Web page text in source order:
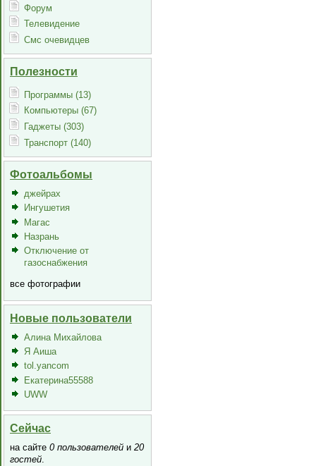
Форум
Телевидение
Смс очевидцев
Полезности
Программы (13)
Компьютеры (67)
Гаджеты (303)
Транспорт (140)
Фотоальбомы
джейрах
Ингушетия
Магас
Назрань
Отключение от
газоснабжения
все фотографии
Новые пользователи
Алина Михайлова
Я Аиша
tol.yancom
Екатерина55588
UWW
Сейчас
на сайте 0 пользователей и 20
гостей.